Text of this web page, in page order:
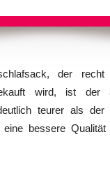
der
wird, ist der
teurer als der
bessere Qualität